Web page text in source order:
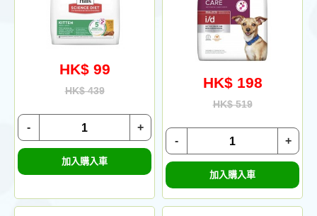
HK$ 99
HK$ 439
+
-
加入購入車
HK$ 198
HK$ 519
+
-
加入購入車